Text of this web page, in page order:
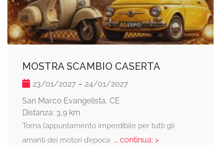
MOSTRA SCAMBIO CASERTA
23/01/2027 - 24/01/2027
San Marco Evangelista, CE
Distanza: 3,9 km
Torna l’appuntamento imperdibile per tutti gli
amanti dei motori d’epoca ... continua: >